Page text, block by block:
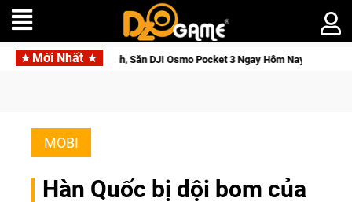
Mới Nhất
Thức Tỉnh, Săn DJI Osmo Pocket 3 Ngay Hôm Nay
MOBI
Hàn Quốc bị dội bom của